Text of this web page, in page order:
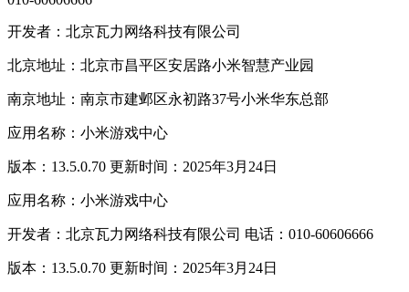
开发者：北京瓦力网络科技有限公司
北京地址：北京市昌平区安居路小米智慧产业园
南京地址：南京市建邺区永初路37号小米华东总部
应用名称：小米游戏中心
版本：13.5.0.70 更新时间：2025年3月24日
应用名称：小米游戏中心
开发者：北京瓦力网络科技有限公司 电话：010-60606666
版本：13.5.0.70 更新时间：2025年3月24日